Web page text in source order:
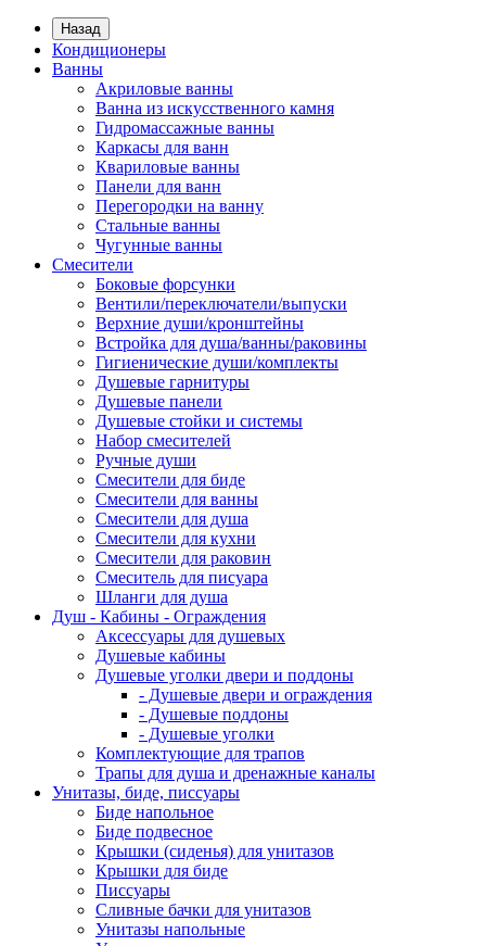
Назад
Кондиционеры
Ванны
Акриловые ванны
Ванна из искусственного камня
Гидромассажные ванны
Каркасы для ванн
Квариловые ванны
Панели для ванн
Перегородки на ванну
Стальные ванны
Чугунные ванны
Смесители
Боковые форсунки
Вентили/переключатели/выпуски
Верхние души/кронштейны
Встройка для душа/ванны/раковины
Гигиенические души/комплекты
Душевые гарнитуры
Душевые панели
Душевые стойки и системы
Набор смесителей
Ручные души
Смесители для биде
Смесители для ванны
Смесители для душа
Смесители для кухни
Смесители для раковин
Смеситель для писуара
Шланги для душа
Душ - Кабины - Ограждения
Аксессуары для душевых
Душевые кабины
Душевые уголки двери и поддоны
- Душевые двери и ограждения
- Душевые поддоны
- Душевые уголки
Комплектующие для трапов
Трапы для душа и дренажные каналы
Унитазы, биде, писсуары
Биде напольное
Биде подвесное
Крышки (сиденья) для унитазов
Крышки для биде
Писсуары
Сливные бачки для унитазов
Унитазы напольные